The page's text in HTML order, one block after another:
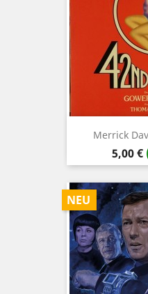
Merrick
Preis
5,00 €
NEU